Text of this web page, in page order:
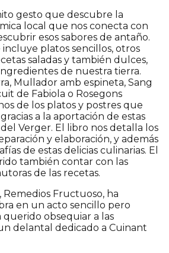
gesto que descubre la
local que nos conecta con
esos sabores de antaño.
platos sencillos, otros
saladas y también dulces,
de nuestra tierra.
Mullador amb espineta, Sang
de Fabiola o Rosegons
de los platos y postres que
a la aportación de estas
Verger. El libro nos detalla los
y elaboración, y además
de estas delicias culinarias. El
también contar con las
de las recetas.
Remedios Fructuoso, ha
en un acto sencillo pero
obsequiar a las
delantal dedicado a Cuinant